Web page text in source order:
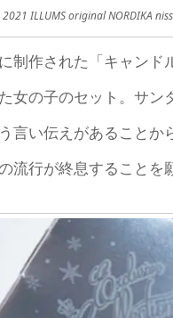
2021 ILLUMS original NORDIKA
制作された「キャン
女の子のセット。サ
言い伝えがあること
流行が終息することを